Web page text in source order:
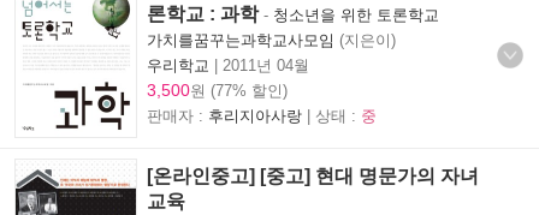
론학교 : 과학- 청소년을 위한 토론학교
가치를꿈꾸는과학교사모임 (지은이)
우리학교 | 2011년 04월
3,500원 (77% 할인)
판매자 : 후리지아사랑 | 상태 : 중
[온라인중고] [중고] 현대 명문가의 자녀
교육